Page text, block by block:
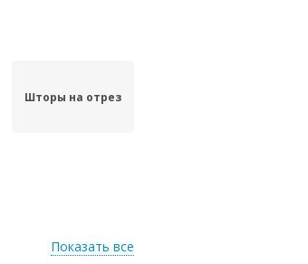
Шторы на отрез
Показать все